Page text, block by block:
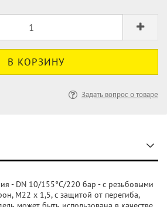
Задать вопрос о товаре
- DN 10/155°C/220 бар - с резьбовыми
M22 x 1,5, с защитой от перегиба,